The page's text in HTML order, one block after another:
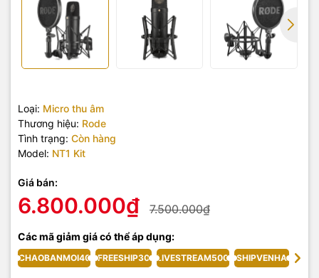
Loại: Micro thu âm
Thương hiệu: Rode
Tình trạng: Còn hàng
Model: NT1 Kit
Giá bán:
6.800.000₫ 7.500.000₫
Các mã giảm giá có thể áp dụng:
CHAOBANMOI40 FREESHIP30 LIVESTREAM500 SHIPVENHA